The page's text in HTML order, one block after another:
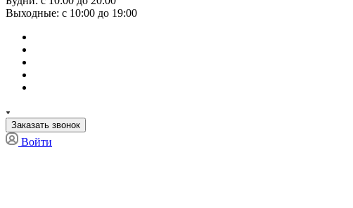
Выходные: с 10:00 до 19:00
Заказать звонок
Войти